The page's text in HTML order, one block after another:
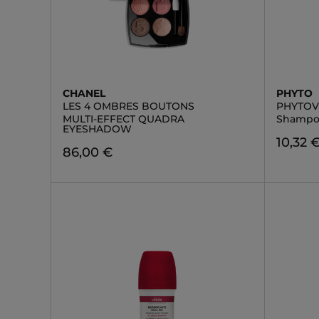
CHANEL
LES 4 OMBRES BOUTONS
MULTI-EFFECT QUADRA
EYESHADOW
86,00 €
PHYTO
10,32